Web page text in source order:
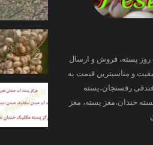
پسته، فروش و ارسال
و مناسبترین قیمت به
رفسنجان،پسته
خندان،مغز پسته، مغز